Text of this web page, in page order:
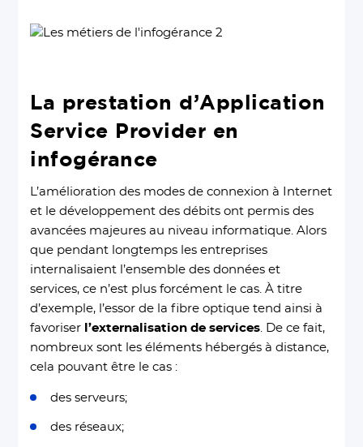
La prestation d’Application
Service Provider en
infogérance
L’amélioration des modes de connexion à Internet
et le développement des débits ont permis des
avancées majeures au niveau informatique. Alors
que pendant longtemps les entreprises
internalisaient l’ensemble des données et
services, ce n’est plus forcément le cas. À titre
d’exemple, l’essor de la fibre optique tend ainsi à
favoriser l’externalisation de services. De ce fait,
nombreux sont les éléments hébergés à distance,
cela pouvant être le cas :
des serveurs;
des réseaux;